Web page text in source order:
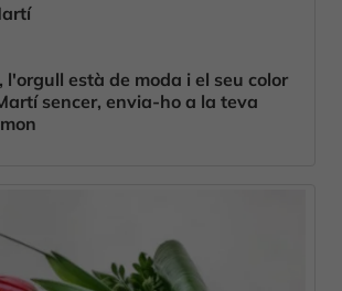
l'orgull està de moda i el seu color
sencer, envia-ho a la teva